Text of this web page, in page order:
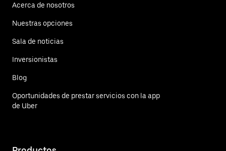
Acerca de nosotros
Nuestras opciones
Sala de noticias
Inversionistas
Blog
Oportunidades de prestar servicios con la app
de Uber